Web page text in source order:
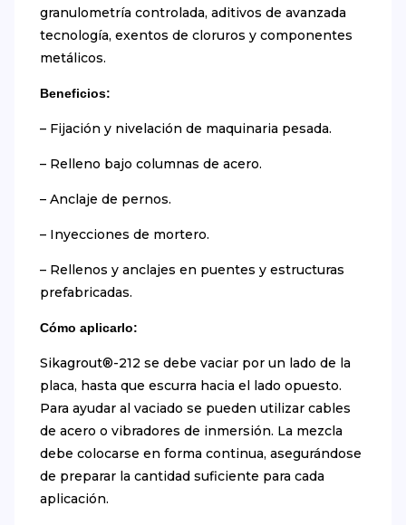
granulometría controlada, aditivos de avanzada
tecnología, exentos de cloruros y componentes
metálicos.
Beneficios:
– Fijación y nivelación de maquinaria pesada.
– Relleno bajo columnas de acero.
– Anclaje de pernos.
– Inyecciones de mortero.
– Rellenos y anclajes en puentes y estructuras
prefabricadas.
Cómo aplicarlo:
Sikagrout®-212 se debe vaciar por un lado de la
placa, hasta que escurra hacia el lado opuesto.
Para ayudar al vaciado se pueden utilizar cables
de acero o vibradores de inmersión. La mezcla
debe colocarse en forma continua, asegurándose
de preparar la cantidad suficiente para cada
aplicación.